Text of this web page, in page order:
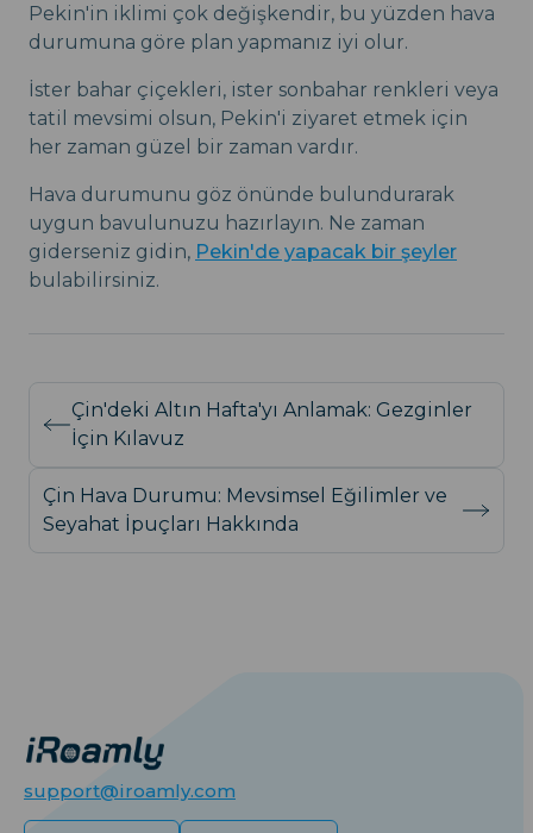
Pekin'in iklimi çok değişkendir, bu yüzden hava
durumuna göre plan yapmanız iyi olur.
İster bahar çiçekleri, ister sonbahar renkleri veya
tatil mevsimi olsun, Pekin'i ziyaret etmek için
her zaman güzel bir zaman vardır.
Hava durumunu göz önünde bulundurarak
uygun bavulunuzu hazırlayın. Ne zaman
giderseniz gidin, Pekin'de yapacak bir şeyler
bulabilirsiniz.
Çin'deki Altın Hafta'yı Anlamak: Gezginler
İçin Kılavuz
Çin Hava Durumu: Mevsimsel Eğilimler ve
Seyahat İpuçları Hakkında
support@iroamly.com